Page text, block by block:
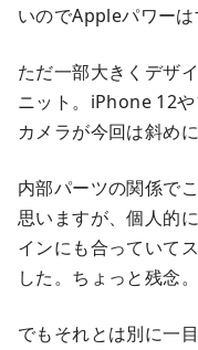
いのでAppleパワーは
ただ一部大きくデザ
ニット。iPhone 12
カメラが今回は斜め
内部パーツの関係で
思いますが、個人的
インにも合っていて
した。ちょっと残念。
でもそれとは別に一